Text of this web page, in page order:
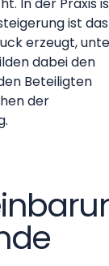
In der Praxis
ist das
erzeugt,
dabei den
Beteiligten
der